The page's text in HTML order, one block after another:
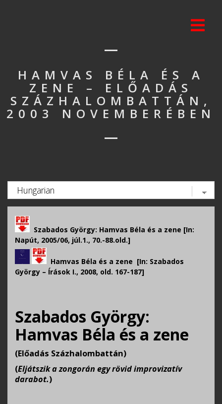
HAMVAS BÉLA ÉS A
ZENE – ELŐADÁS
SZÁZHALOMBATTÁN,
2003 NOVEMBERÉBEN
Szabados György: Hamvas Béla és a zene [In:
Napút, 2005/06, júl.1., 70.-88.old.]
Hamvas Béla és a zene [In: Szabados
György – Írások I., 2008, old. 167-187]
Szabados György:
Hamvas Béla és a zene
(Előadás Százhalombattán)
(Eljátszik a zongorán egy rövid improvizatív
darabot.)